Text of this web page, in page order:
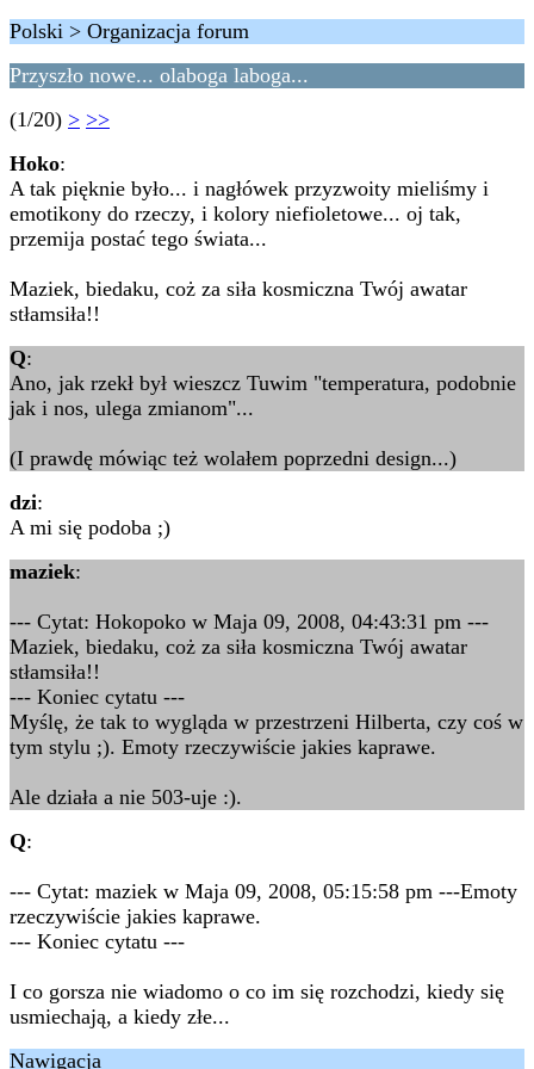
Polski > Organizacja forum
Przyszło nowe... olaboga laboga...
(1/20) > >>
Hoko:
A tak pięknie było... i nagłówek przyzwoity mieliśmy i
emotikony do rzeczy, i kolory niefioletowe... oj tak,
przemija postać tego świata...
Maziek, biedaku, coż za siła kosmiczna Twój awatar
stłamsiła!!
Q:
Ano, jak rzekł był wieszcz Tuwim "temperatura, podobnie
jak i nos, ulega zmianom"...
(I prawdę mówiąc też wolałem poprzedni design...)
dzi:
A mi się podoba ;)
maziek:
--- Cytat: Hokopoko w Maja 09, 2008, 04:43:31 pm ---
Maziek, biedaku, coż za siła kosmiczna Twój awatar
stłamsiła!!
--- Koniec cytatu ---
Myślę, że tak to wygląda w przestrzeni Hilberta, czy coś w
tym stylu ;). Emoty rzeczywiście jakies kaprawe.
Ale działa a nie 503-uje :).
Q:
--- Cytat: maziek w Maja 09, 2008, 05:15:58 pm ---Emoty
rzeczywiście jakies kaprawe.
--- Koniec cytatu ---
I co gorsza nie wiadomo o co im się rozchodzi, kiedy się
usmiechają, a kiedy złe...
Nawigacja